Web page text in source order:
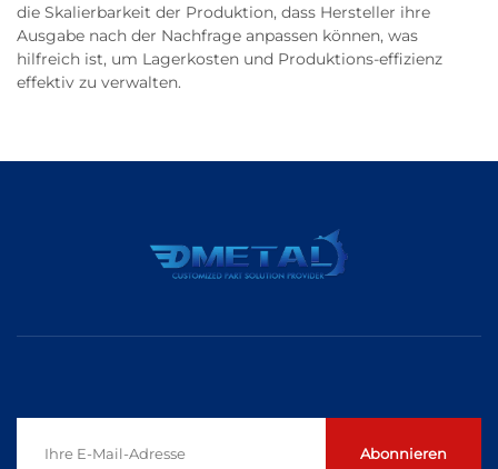
die Skalierbarkeit der Produktion, dass Hersteller ihre
Ausgabe nach der Nachfrage anpassen können, was
hilfreich ist, um Lagerkosten und Produktions-effizienz
effektiv zu verwalten.
Abonnieren